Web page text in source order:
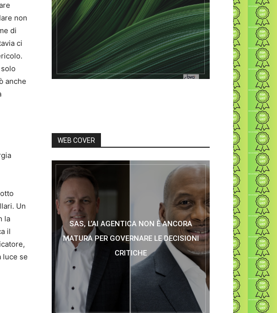
non
di
ci
anche
Un
la
il
luce se
WEB COVER
SAS, L’AI AGENTICA NON È ANCORA
MATURA PER GOVERNARE LE DECISIONI
CRITICHE